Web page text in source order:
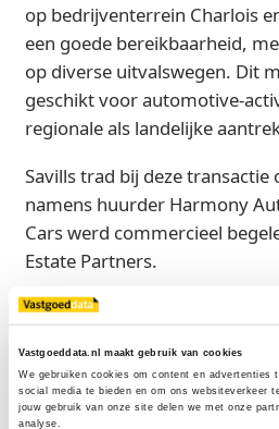
Vastgoeddata.nl maakt gebruik van cookies
We gebruiken cookies om content en advertenties
social media te bieden en om ons websiteverkeer
jouw gebruik van onze site delen we met onze
analyse.
op bedrijventerrein Charlois
een goede bereikbaarheid,
op diverse uitvalswegen. Dit
geschikt voor automotive-
regionale als landelijke
Savills trad bij deze transactie
namens huurder Harmony
Cars werd commercieel
Estate Partners.
Bron
Savills